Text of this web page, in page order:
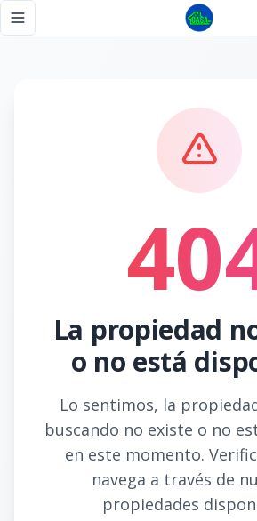
Toggle navigation menu
La propiedad
o no está
Lo sentimos, la
buscando no existe o no
en este momento.
navega a través de
propiedades
Página no encontrada - Tu Casa RD